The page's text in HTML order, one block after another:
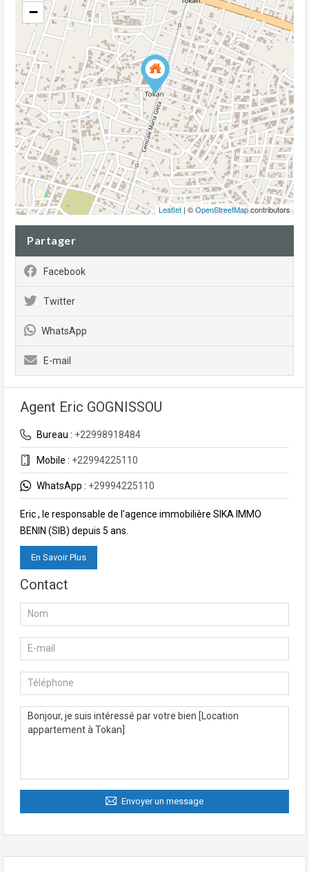
−
Leaflet | ©OpenStreetMapcontributors
Partager
Facebook
Twitter
WhatsApp
E-mail
Agent Eric GOGNISSOU
Bureau : +22998918484
Mobile : +22994225110
WhatsApp : +29994225110
Eric , le responsable de l'agence immobilière SIKA IMMO
BENIN (SIB) depuis 5 ans.
En Savoir Plus
Contact
Envoyer un message